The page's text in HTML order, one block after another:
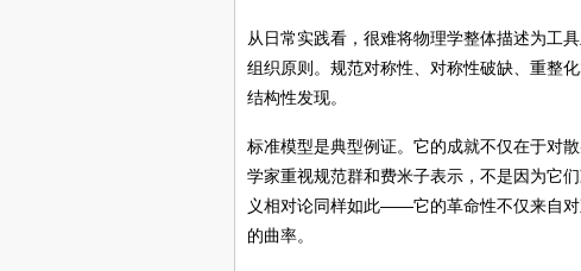
从日常实践看，很难将物理学整体描述为工
组织原则。规范对称性、对称性破缺、重整
结构性发现。
标准模型是典型例证。它的成就不仅在于对
学家重视规范群和费米子表示，不是因为它
义相对论同样如此——它的革命性不仅来自
的曲率。